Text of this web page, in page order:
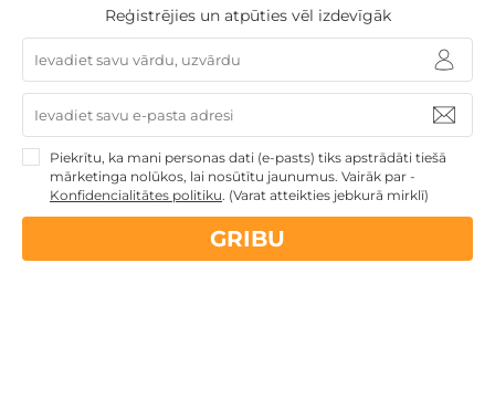
Nekādasapkalpošanas un administrācijas maksas
14 dienunaudas atmaksas garantija
Kvalitatīva klientuapkalpošana
GribuAtpusties.lvizmēģināts
Reģistrējies un atpūties vēl izdevīgāk
Piekrītu, ka mani personas dati (e-pasts) tiks apstrādāti tiešā
mārketinga nolūkos, lai nosūtītu jaunumus. Vairāk par -
Konfidencialitātes politiku. (Varat atteikties jebkurā mirklī)
GRIBU